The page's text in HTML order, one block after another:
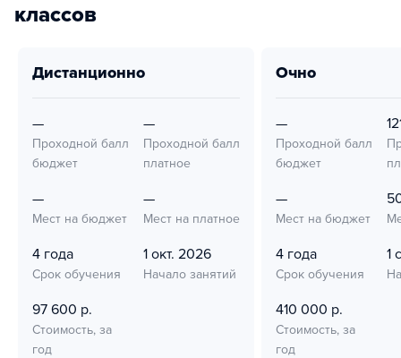
классов
дистанционно
—
Проходной балл
бюджет
—
Проходной балл
платное
—
Мест на бюджет
—
Мест на платное
4 года
Срок обучения
1 окт. 2026
Начало занятий
97 600 р.
Стоимость, за
год
очно
—
Проходной балл
бюджет
—
Мест на бюджет
4 года
Срок обучения
1
410 000 р.
Стоимость, за
год